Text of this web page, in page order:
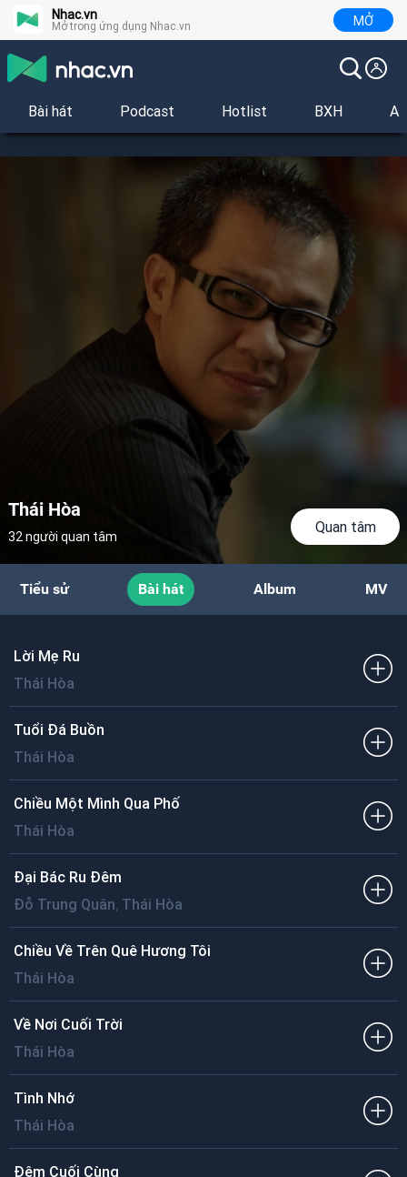
Nhac.vn
Mở trong ứng dụng Nhac.vn MỞ
Bài hát Podcast Hotlist BXH
Thái Hòa
32 người quan tâm
Quan tâm
Tiểu sử Bài hát Album MV
Lời Mẹ Ru
Thái Hòa
Tuổi Đá Buồn
Thái Hòa
Chiều Một Mình Qua Phố
Thái Hòa
Đại Bác Ru Đêm
Đỗ Trung Quân, Thái Hòa
Chiều Về Trên Quê Hương Tôi
Thái Hòa
Về Nơi Cuối Trời
Thái Hòa
Tình Nhớ
Thái Hòa
Đêm Cuối Cùng